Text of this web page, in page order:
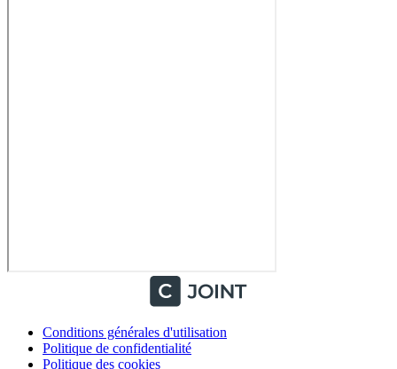
Conditions générales d'utilisation
Politique de confidentialité
Politique des cookies